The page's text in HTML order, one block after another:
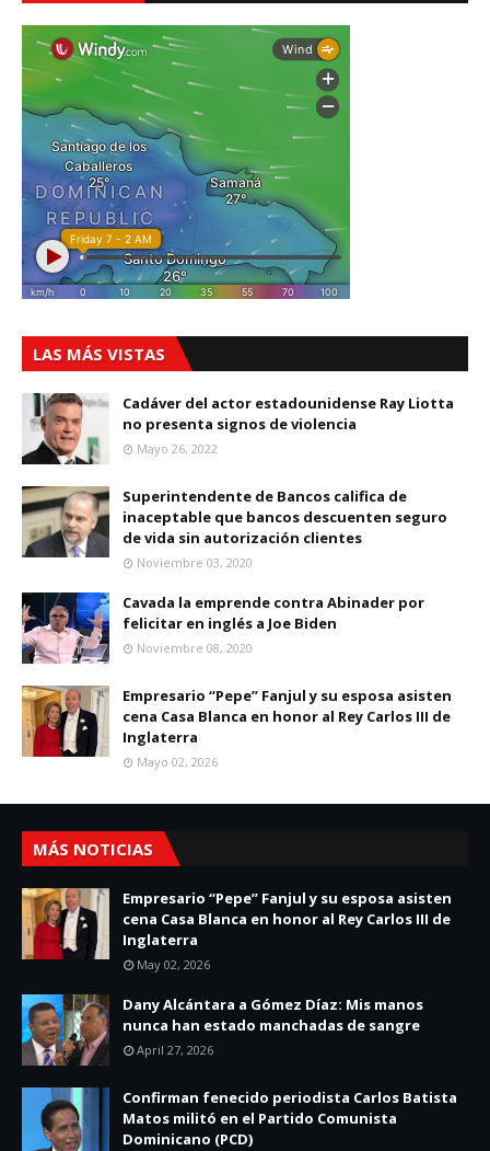
LAS MÁS VISTAS
Cadáver del actor estadounidense Ray Liotta
no presenta signos de violencia
Mayo 26, 2022
Superintendente de Bancos califica de
inaceptable que bancos descuenten seguro
de vida sin autorización clientes
Noviembre 03, 2020
Cavada la emprende contra Abinader por
felicitar en inglés a Joe Biden
Noviembre 08, 2020
Empresario “Pepe” Fanjul y su esposa asisten
cena Casa Blanca en honor al Rey Carlos III de
Inglaterra
Mayo 02, 2026
MÁS NOTICIAS
Empresario “Pepe” Fanjul y su esposa asisten
cena Casa Blanca en honor al Rey Carlos III de
Inglaterra
May 02, 2026
Dany Alcántara a Gómez Díaz: Mis manos
nunca han estado manchadas de sangre
April 27, 2026
Confirman fenecido periodista Carlos Batista
Matos militó en el Partido Comunista
Dominicano (PCD)